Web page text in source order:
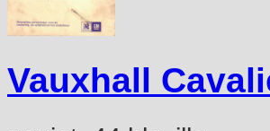
Vauxhall